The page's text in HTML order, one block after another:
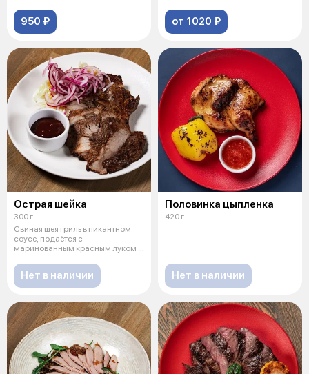
950 ₽ от 1020 ₽
Острая шейка
300 г
Свиная шея гриль в пикантном
соусе, подаётся с
маринованным красным луком и
Нет в наличии
Половинка цыпленка
420 г
Нет в наличии